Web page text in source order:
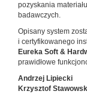
pozyskania
badawczych.
Opisany system
i certyfikowanego
Eureka Soft &
prawidłowe
Andrzej Lipiecki
Krzysztof